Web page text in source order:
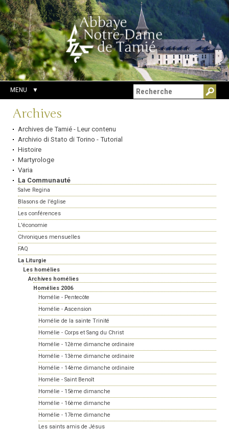
Aller
au
contenu.
|
Aller
à
la
navigation
Outils
personnels
Chercher par
Recherche
avancée…
MENU
Navigation
Archives
Archives de Tamié - Leur contenu
Archivio di Stato di Torino - Tutorial
Histoire
Martyrologe
Varia
La Communauté
Salve Regina
Blasons de l'église
Les conférences
L'économie
Chroniques mensuelles
FAQ
La Liturgie
Les homélies
Archives homélies
Homélies 2006
Homélie - Pentecôte
Homélie - Ascension
Homélie de la sainte Trinité
Homélie - Corps et Sang du Christ
Homélie - 12ème dimanche ordinaire
Homélie - 13ème dimanche ordinaire
Homélie - 14ème dimanche ordinaire
Homélie - Saint Benoît
Homélie - 15ème dimanche
Homélie - 16ème dimanche
Homélie - 17ème dimanche
Les saints amis de Jésus